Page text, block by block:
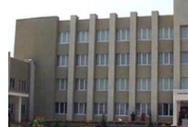
СИБИРЬ.РЕАЛИИ
РАСПИСАНИЕ ВЕЩАНИЯ
ПОДПИШИТЕСЬ НА РАССЫЛКУ
СОЦИАЛЬНЫЕ СЕТИ